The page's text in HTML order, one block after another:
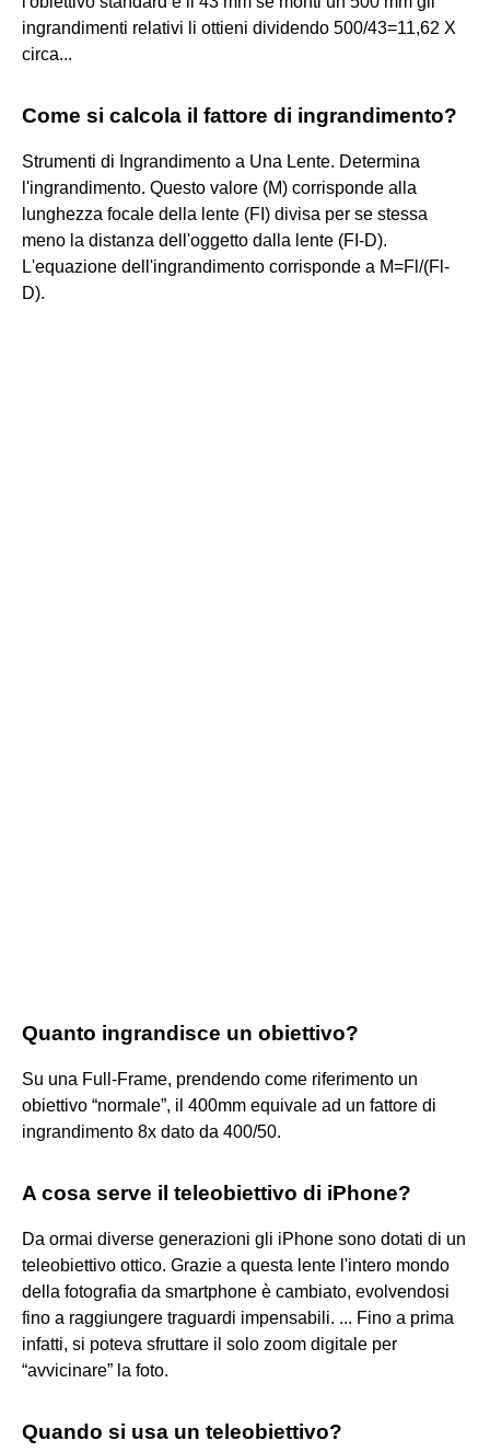
ingrandimenti relativi li ottieni dividendo 500/43=11,62 X
circa...
Come si calcola il fattore di ingrandimento?
Strumenti di Ingrandimento a Una Lente. Determina
l'ingrandimento. Questo valore (M) corrisponde alla
lunghezza focale della lente (FI) divisa per se stessa
meno la distanza dell'oggetto dalla lente (FI-D).
L'equazione dell'ingrandimento corrisponde a M=Fl/(Fl-
D).
Quanto ingrandisce un obiettivo?
Su una Full-Frame, prendendo come riferimento un
obiettivo “normale”, il 400mm equivale ad un fattore di
ingrandimento 8x dato da 400/50.
A cosa serve il teleobiettivo di iPhone?
Da ormai diverse generazioni gli iPhone sono dotati di un
teleobiettivo ottico. Grazie a questa lente l'intero mondo
della fotografia da smartphone è cambiato, evolvendosi
fino a raggiungere traguardi impensabili. ... Fino a prima
infatti, si poteva sfruttare il solo zoom digitale per
“avvicinare” la foto.
Quando si usa un teleobiettivo?